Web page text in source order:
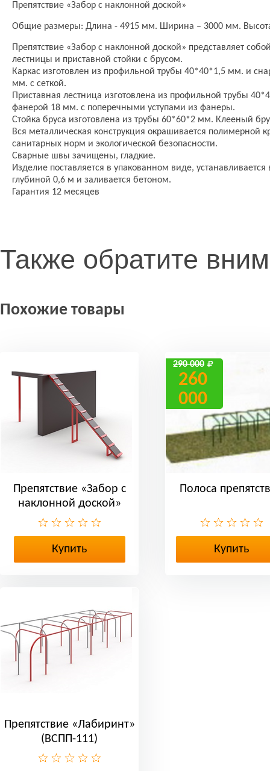
Препятствие «Забор с наклонной доской»
Общие размеры: Длина - 4915 мм. Ширина – 3000 мм.
Препятствие «Забор с наклонной доской» представляет
лестницы и приставной стойки с брусом.
Каркас изготовлен из профильной трубы 40*40*1,5 мм. и
мм. с сеткой.
Приставная лестница изготовлена из профильной трубы
фанерой 18 мм. с поперечными уступами из фанеры.
Стойка бруса изготовлена из трубы 60*60*2 мм. Клееный
Вся металлическая конструкция окрашивается полимерной
санитарных норм и экологической безопасности.
Сварные швы зачищены, гладкие.
Изделие поставляется в упакованном виде,
глубиной 0,6 м и заливается бетоном.
Гарантия 12 месяцев
Также обратите
Похожие товары
Препятствие «Забор с
наклонной доской»
(ВСПП-112)
Купить
290 000
260
000
Полоса
Купить
Препятствие «Лабиринт»
(ВСПП-111)